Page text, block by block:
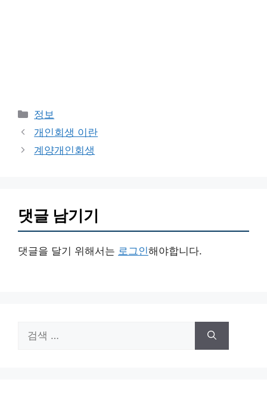
카
테
리
정보
개인회생 이란
계양개인회생
댓글 남기기
댓글을 달기 위해서는 로그인해야합니다.
색: